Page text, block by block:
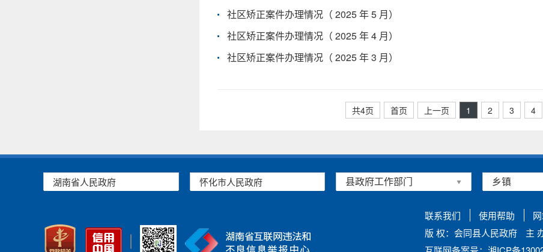
社区矫正案件办理情况（ 2025 年 5 月）
社区矫正案件办理情况（ 2025 年 4 月）
社区矫正案件办理情况（ 2025 年 3 月）
共4页 首页 上一页 1 2 3 4
湖南省人民政府 怀化市人民政府
联系我们 使用帮助
版 权：会同县人民政府
主